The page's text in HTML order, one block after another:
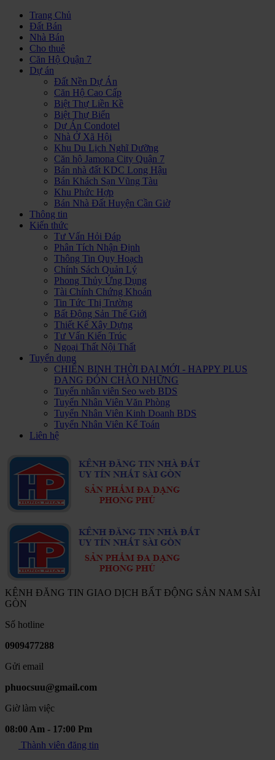
Trang Chủ
Đất Bán
Nhà Bán
Cho thuê
Căn Hộ Quận 7
Dự án
Đất Nền Dự Án
Căn Hộ Cao Cấp
Biệt Thự Liền Kề
Biệt Thự Biển
Dự Án Condotel
Nhà Ở Xã Hội
Khu Du Lịch Nghĩ Dưỡng
Căn hộ Jamona City Quận 7
Bán nhà đất KDC Long Hậu
Bán Khách Sạn Vũng Tàu
Khu Phức Hợp
Bán Nhà Đất Huyện Cần Giờ
Thông tin
Kiến thức
Tư Vấn Hỏi Đáp
Phân Tích Nhận Định
Thông Tin Quy Hoạch
Chính Sách Quản Lý
Phong Thủy Ứng Dụng
Tài Chính Chứng Khoán
Tin Tức Thị Trường
Bất Động Sản Thế Giới
Thiết Kế Xây Dựng
Tư Vấn Kiến Trúc
Ngoại Thất Nội Thất
Tuyển dụng
CHIẾN BINH THỜI ĐẠI MỚI - HAPPY PLUS
ĐANG ĐÓN CHÀO NHỮNG
Tuyển nhân viên Seo web BDS
Tuyển Nhân Viên Văn Phòng
Tuyển Nhân Viên Kinh Doanh BDS
Tuyển Nhân Viên Kế Toán
Liên hệ
KÊNH ĐĂNG TIN GIAO DỊCH BẤT ĐỘNG SẢN NAM SÀI
GÒN
Số hotline
0909477288
Gửi email
phuocsuu@gmail.com
Giờ làm việc
08:00 Am - 17:00 Pm
Thành viên đăng tin